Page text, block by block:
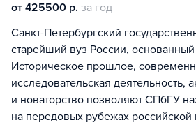
от 425500 р. за год
Санкт-Петербургский
старейший вуз России, основанный
Историческое прошлое,
исследовательская деятельность,
и новаторство позволяют СПбГУ
на передовых рубежах российской